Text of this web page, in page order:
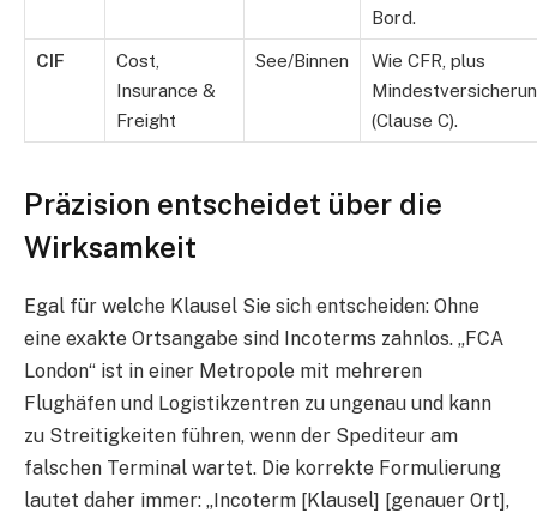
Bord.
CIF
Cost,
Insurance &
Freight
See/Binnen
Wie CFR, plus
(Clause C).
Präzision entscheidet über die
Wirksamkeit
Egal für welche Klausel Sie sich entscheiden: Ohne
eine exakte Ortsangabe sind Incoterms zahnlos. „FCA
London“ ist in einer Metropole mit mehreren
Flughäfen und Logistikzentren zu ungenau und kann
zu Streitigkeiten führen, wenn der Spediteur am
falschen Terminal wartet. Die korrekte Formulierung
lautet daher immer: „Incoterm [Klausel] [genauer Ort],